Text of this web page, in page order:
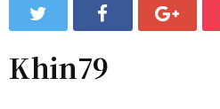
ッ
プ
フ
ォ
ム
Khin79